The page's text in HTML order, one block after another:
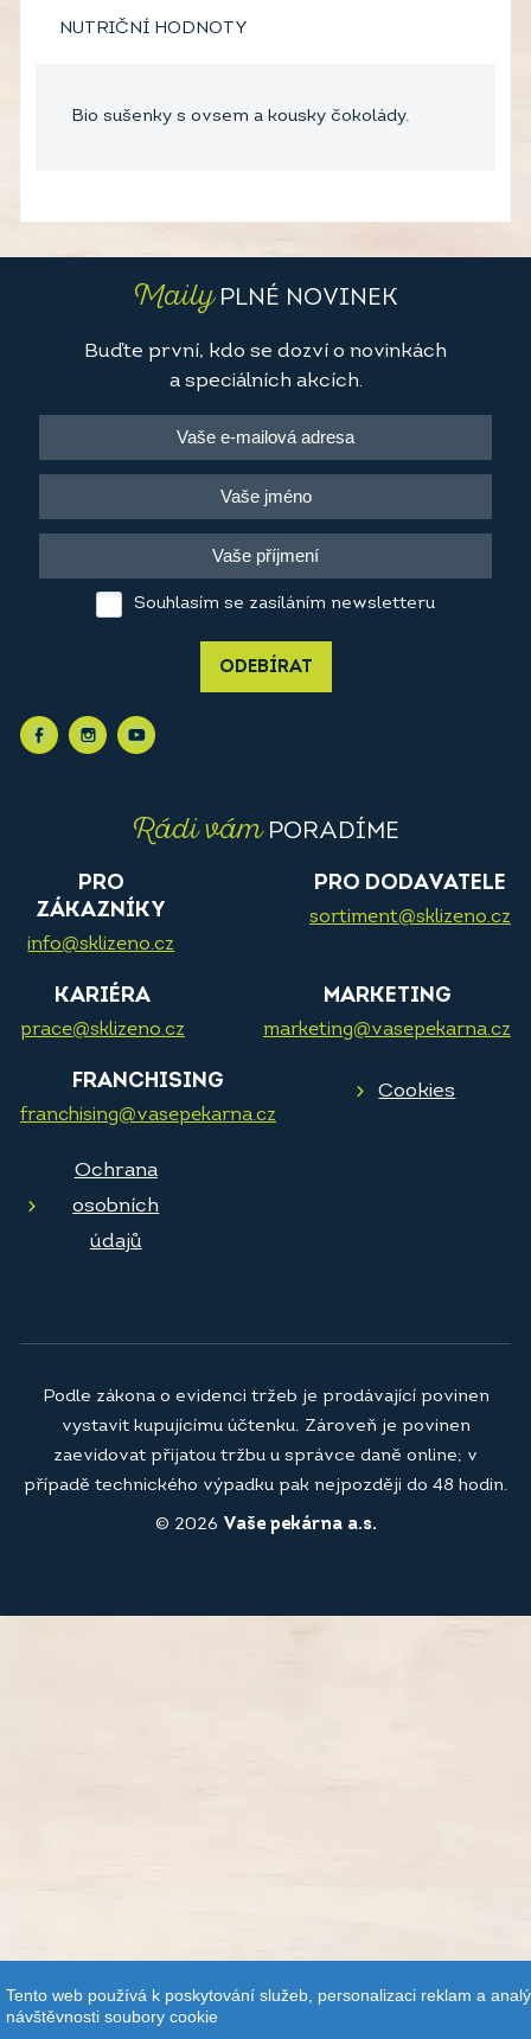
NUTRIČNÍ HODNOTY
Bio sušenky s ovsem a kousky čokolády.
MailyPLNÉ NOVINEK
Buďte první, kdo se dozví o novinkách
a speciálních akcích.
Souhlasím se zasíláním newsletteru
ODEBÍRAT
Rádi vámPORADÍME
PRO
ZÁKAZNÍKY
info@sklizeno.cz
PRO DODAVATELE
sortiment@sklizeno.cz
KARIÉRA
prace@sklizeno.cz
MARKETING
marketing@vasepekarna.cz
FRANCHISING
franchising@vasepekarna.cz
Cookies
Ochrana
osobních
údajů
© 2026 Vaše pekárna a.s.
Podle zákona o evidenci tržeb je prodávající povinen
vystavit kupujícímu účtenku. Zároveň je povinen
zaevidovat přijatou tržbu u správce daně online; v
případě technického výpadku pak nejpozději do 48 hodin.
Tento web používá k poskytování služeb, personalizaci reklam a
návštěvnosti soubory cookie